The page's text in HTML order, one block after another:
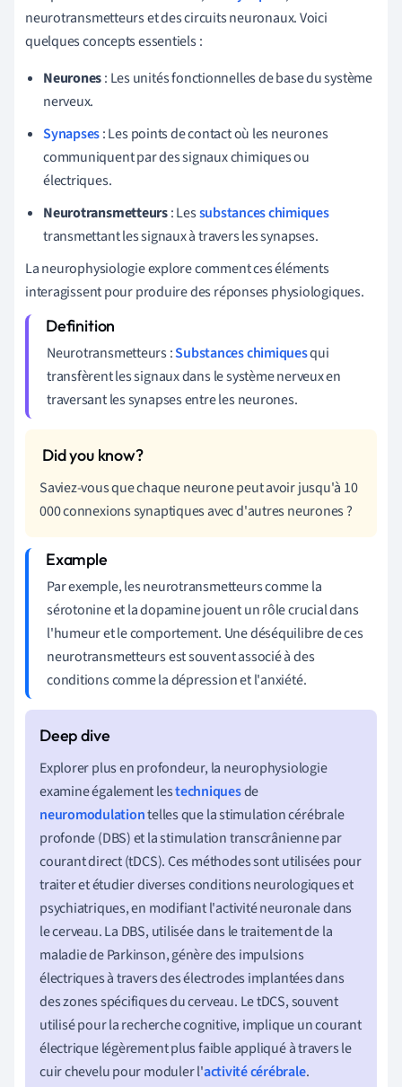
neurotransmetteurs et des circuits neuronaux. Voici
quelques concepts essentiels :
Neurones: Les unités fonctionnelles de base du système
nerveux.
Synapses: Les points de contact où les neurones
communiquent par des signaux chimiques ou
électriques.
Neurotransmetteurs: Lessubstances chimiques
transmettant les signaux à travers les synapses.
La neurophysiologie explore comment ces éléments
interagissent pour produire des réponses physiologiques.
Neurotransmetteurs :Substances chimiquesqui
transfèrent les signaux dans le système nerveux en
traversant les synapses entre les neurones.
Saviez-vous que chaque neurone peut avoir jusqu'à 10
000 connexions synaptiques avec d'autres neurones ?
Par exemple, les neurotransmetteurs comme la
sérotonine et la dopamine jouent un rôle crucial dans
l'humeur et le comportement. Une déséquilibre de ces
neurotransmetteurs est souvent associé à des
conditions comme la dépression et l'anxiété.
Explorer plus en profondeur, la neurophysiologie
examine également lestechniquesde
neuromodulationtelles que la stimulation cérébrale
profonde (DBS) et la stimulation transcrânienne par
courant direct (tDCS). Ces méthodes sont utilisées pour
traiter et étudier diverses conditions neurologiques et
psychiatriques, en modifiant l'activité neuronale dans
le cerveau. La DBS, utilisée dans le traitement de la
maladie de Parkinson, génère des impulsions
électriques à travers des électrodes implantées dans
des zones spécifiques du cerveau. Le tDCS, souvent
utilisé pour la recherche cognitive, implique un courant
électrique légèrement plus faible appliqué à travers le
cuir chevelu pour moduler l'activité cérébrale.